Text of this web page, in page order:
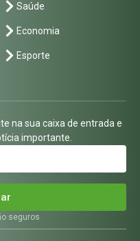
Saúde
Economia
Esporte
na sua caixa de entrada e
importante.
seguros